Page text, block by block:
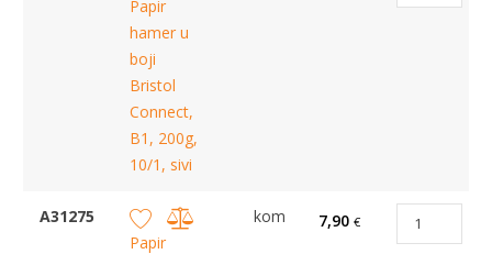
Papir
hamer u
boji
Bristol
Connect,
B1, 200g,
10/1, sivi
A31275
Papir
kom 7,90 €